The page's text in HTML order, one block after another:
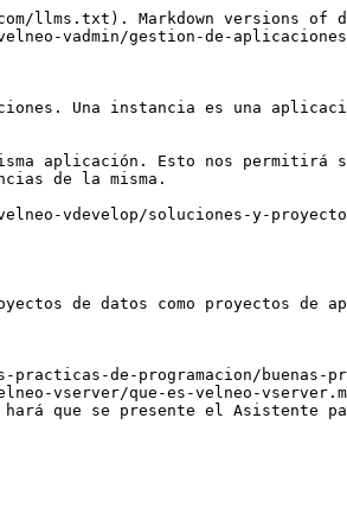
pulsaremos el botón “aceptar” para volver al asistente.

En el último paso del asistente el sistema nos presentará una ventana con todos los grupos de usuarios declarados en el servidor; marcaremos aquel grupo o aquellos grupos que queramos que tengan acceso a la instancia.

Si queremos modificar alguno de los parámetros establecidos durante la instanciación pulsaremos el botón “retroceder”.

Si queremos cancelar la creación de la instancia, pulsaremos el botón “cancelar”.

Para finalizar el asistente y llevar a cabo la instanciación pulsaremos el botón “finalizar”. Una vez hecho esto el sistema generará los ficheros del/los proyecto/s instanciados.

| Nota                                                                                                                                                                                                                                                                                       |
| ------------------------------------------------------------------------------------------------------------------------------------------------------------------------------------------------------------------------------------------------------------------------------------------ |
| No debemos instanciar un proyecto de datos en un directorio en el que se haya instanciado previamente otro proyecto si ambos tienen **tablas con el mismo identificador**. En caso de que por error lo hagamos, Velneo vAdmin nos informará sobre el error y no dejará crear la instancia. |

## Instanciación de aplicaciones

Una instancia de aplicaciones es un [proyecto de aplicación](/26/velneo-vdevelop/proyectos-objetos-y-editores/proyecto-de-aplicacion.md) abierto en [Velneo vServer](/26/velneo-vserver/que-es-velneo-vserver.md) para ejecución.\
Para crear una nueva instancia de aplicación ejecutaremos el menú Instancias, opción Aplicación sub-opción Nueva. Esto hará que se presente el Asistente para la creación de la instancia.

Donde tendremos que especificar lo siguiente:

### Nombre

Que queremos dar a la instancia.

Ejemplo: Empresa1

### Identificador

Este parámetro será necesario